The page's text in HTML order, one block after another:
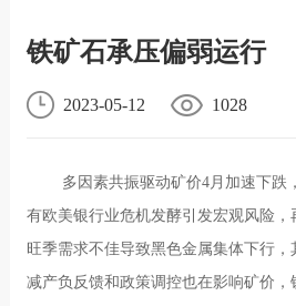
铁矿石承压偏弱运行
2023-05-12 1028
多因素共振驱动矿价4月加速下跌
有欧美银行业危机发酵引发宏观风险，
旺季需求不佳导致黑色金属集体下行，
减产负反馈和政策调控也在影响矿价，